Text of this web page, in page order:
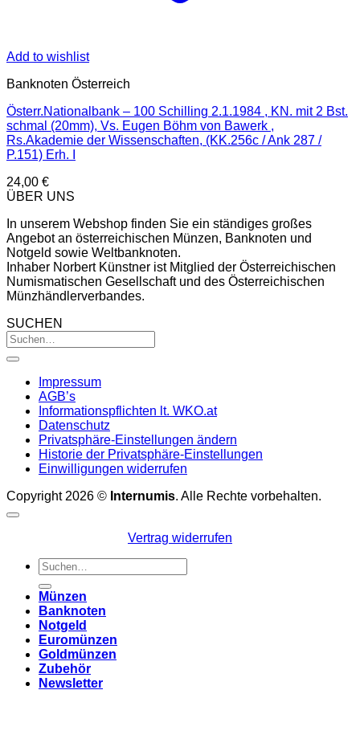
Add to wishlist
Banknoten Österreich
Österr.Nationalbank – 100 Schilling 2.1.1984 , KN. mit 2 Bst.
schmal (20mm), Vs. Eugen Böhm von Bawerk ,
Rs.Akademie der Wissenschaften, (KK.256c / Ank 287 /
P.151) Erh. I
24,00 €
ÜBER UNS
In unserem Webshop finden Sie ein ständiges großes
Angebot an österreichischen Münzen, Banknoten und
Notgeld sowie Weltbanknoten.
Inhaber Norbert Künstner ist Mitglied der Österreichischen
Numismatischen Gesellschaft und des Österreichischen
Münzhändlerverbandes.
SUCHEN
Impressum
AGB’s
Informationspflichten lt. WKO.at
Datenschutz
Privatsphäre-Einstellungen ändern
Historie der Privatsphäre-Einstellungen
Einwilligungen widerrufen
Copyright 2026 © Internumis. Alle Rechte vorbehalten.
Vertrag widerrufen
Suchen
nach:
Münzen
Banknoten
Notgeld
Euromünzen
Goldmünzen
Zubehör
Newsletter